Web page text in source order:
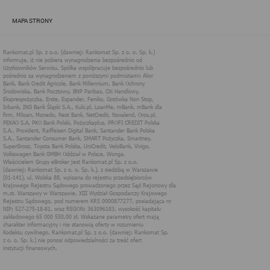
MAPA STRONY
dostosowanie usług, świadczonych w ramach serwisu do potrzeb
Więcej informacji na temat stosowania technologii cookies w
serwisie dostępne jest w Polityce Cookies.
Polityka Cookies serwisów
internetowych spółki Rankomat.pl Sp. z
o.o. (dawniej: Rankomat Sp. z o. o. Sp.
k.)
Rankomat.pl Sp. z o.o. (dawniej: Rankomat Sp. z o. o. Sp. k.), z
siedzibą w Warszawie (01-141), ul. Wolska 88, wpisana do rejestru
przedsiębiorców Krajowego Rejestru Sądowego prowadzonego
przez Sąd Rejonowy dla m.st. Warszawy w Warszawie, XIII
Wydział Gospodarczy Krajowego Rejestru Sądowego, pod
numerem KRS 0000877277, posiadająca nr NIP: 527-275-18-81,
oraz REGON: 363096183, zwana dalej "Rankomat" wykorzystuje
na swoich stronach internetowych technologię "cookies".
Zasady wykorzystania informacji dostarczonych przez
użytkownika w ramach technologii cookies w trakcie korzystania
ze stron internetowych i Rankomat określa niniejszy dokument.
Każdy użytkownik serwisów Rankomat proszony jest o